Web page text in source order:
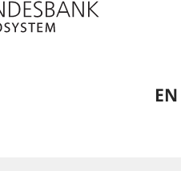
EN